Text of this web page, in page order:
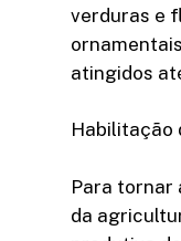
verduras e
atingidos
Habilitação
Para tornar
da